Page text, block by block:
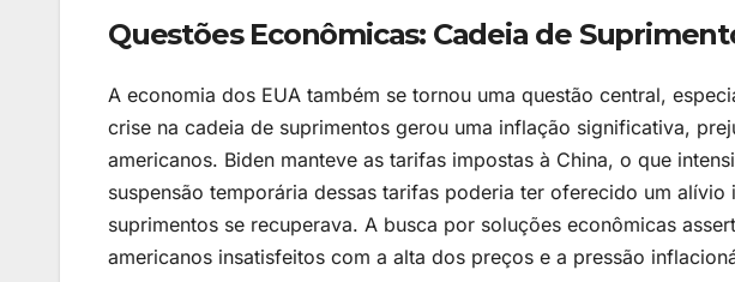
Questões Econômicas: Cadeia de
A economia dos EUA também se tornou uma questão central,
crise na cadeia de suprimentos gerou uma inflação significativa,
americanos. Biden manteve as tarifas impostas à China, o que
suspensão temporária dessas tarifas poderia ter oferecido um
suprimentos se recuperava. A busca por soluções econômicas
americanos insatisfeitos com a alta dos preços e a pressão